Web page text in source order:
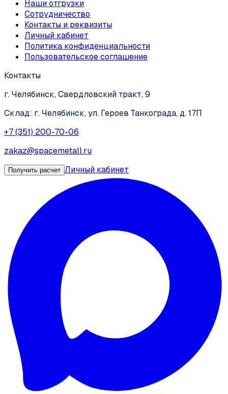
Наши отгрузки
Сотрудничество
Контакты и реквизиты
Личный кабинет
Политика конфиденциальности
Пользовательское соглашение
Контакты
г. Челябинск, Свердловский тракт, 9
Склад: г. Челябинск, ул. Героев Танкограда, д. 17П
+7 (351) 200-70-06
zakaz@spacemetall.ru
Получить расчет Личный кабинет